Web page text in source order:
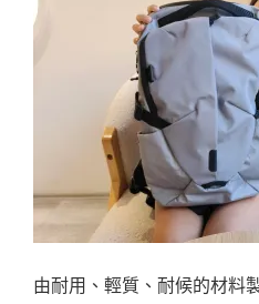
由耐用、輕質、耐候的材料